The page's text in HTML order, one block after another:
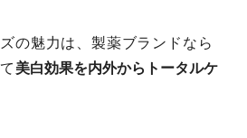
の魅力は、製薬ブランドなら
美白効果を内外からトータルケ